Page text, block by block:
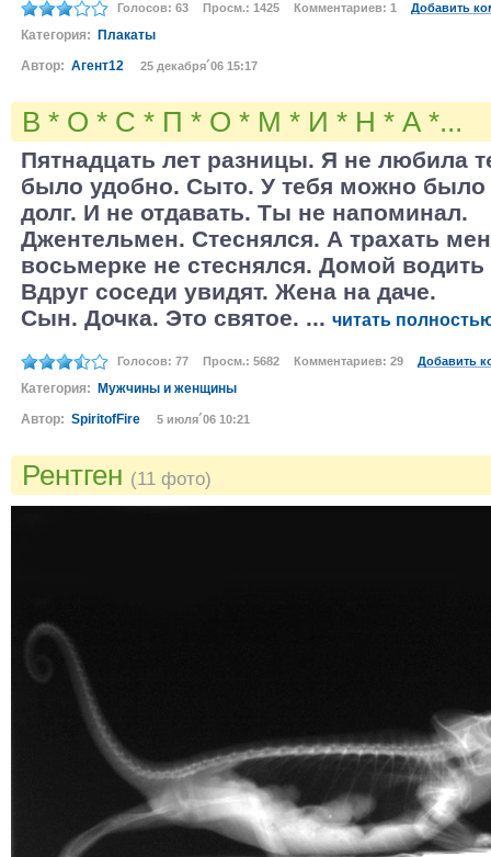
Голосов: 63 Просм.: 1425 Комментариев: 1 Добавить
Категория:
Плакаты
Автор: Агент12 25 декабря´06 15:17
В * О * С * П * О * М * И * Н * А *...
Пятнадцать лет разницы. Я не любила
было удобно. Сыто. У тебя можно было
долг. И не отдавать. Ты не напоминал.
Джентельмен. Стеснялся. А трахать
восьмерке не стеснялся. Домой водить
Вдруг соседи увидят. Жена на даче.
Сын. Дочка. Это святое. ... читать
Голосов: 77 Просм.: 5682 Комментариев: 29 Добавить
Категория:
Мужчины и женщины
Автор: SpiritofFire 5 июля´06 10:21
Рентген (11 фото)